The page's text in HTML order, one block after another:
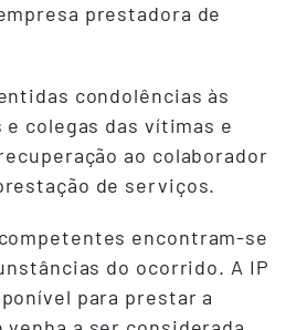
prestadora de
condolências às
colegas das vítimas e
ao colaborador
de serviços.
encontram-se
do ocorrido. A IP
para prestar a